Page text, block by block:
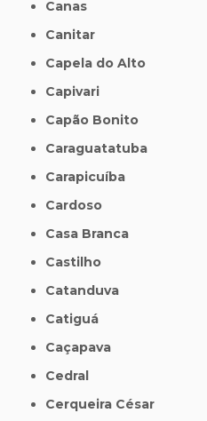
Canas
Canitar
Capela do Alto
Capivari
Capão Bonito
Caraguatatuba
Carapicuíba
Cardoso
Casa Branca
Castilho
Catanduva
Catiguá
Caçapava
Cedral
Cerqueira César